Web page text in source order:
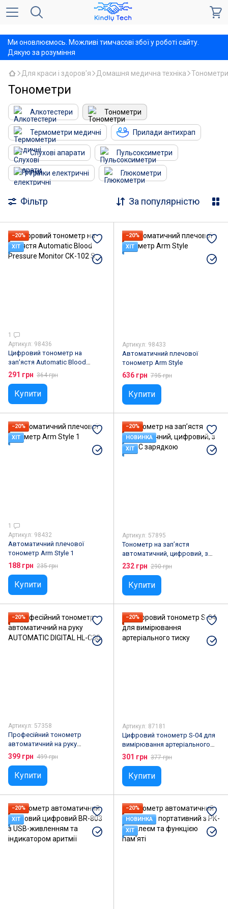
Ми оновлюємось. Можливі тимчасові збої у роботі сайту.
Дякую за розуміння
Для краси і здоров'я Домашня медична техніка Тонометри
Тонометри
Алкотестери Тонометри
Термометри медичні Прилади антихрап
Слухові апарати Пульсоксиметри
Грілки електричні Глюкометри
Фільтр За популярністю
−20%
ХІТ
1
Артикул: 98436
Цифровий тонометр на
зап'ястя Automatic Blood
Pressure Monitor СК-102 S
291 грн 364 грн
Купити
−20%
ХІТ
Артикул: 98433
Автоматичний плечової
тонометр Arm Style
636 грн 795 грн
Купити
−20%
ХІТ
1
Артикул: 98432
Автоматичний плечової
тонометр Arm Style 1
188 грн 235 грн
Купити
−20%
НОВИНКА
ХІТ
Артикул: 57895
Тонометр на зап’ястя
автоматичний, цифровий, з
USB-C зарядкою
232 грн 290 грн
Купити
−20%
Артикул: 57358
Професійний тонометр
автоматичний на руку
AUTOMATIC DIGITAL HL-C30
399 грн 499 грн
Купити
−20%
Артикул: 87181
Цифровий тонометр S-04 для
вимірювання артеріального
тиску
301 грн 377 грн
Купити
−20%
ХІТ
−20%
НОВИНКА
ХІТ